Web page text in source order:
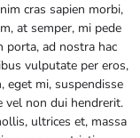
cras sapien morbi,
at semper, mi pede
porta, ad nostra hac
vulputate per eros,
eget mi, suspendisse
vel non dui hendrerit.
ultrices et, massa